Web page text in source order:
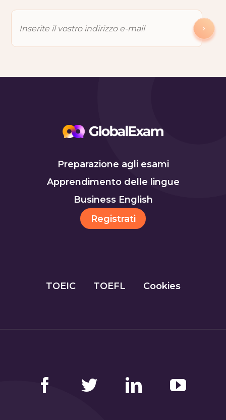
Preparazione agli esami
Apprendimento delle lingue
Business English
Registrati
TOEIC TOEFL Cookies